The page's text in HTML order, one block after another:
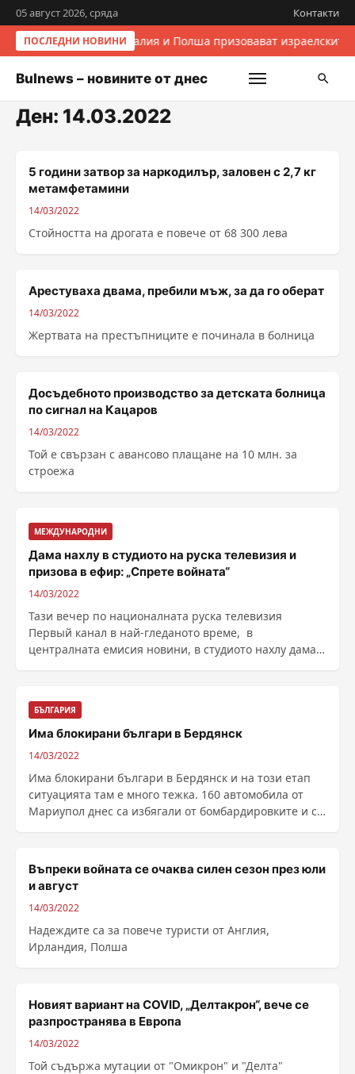
05 август 2026, сряда Контакти
ПОСЛЕДНИ НОВИНИИталия и Полша призовават
Bulnews – новините от днес
Ден: 14.03.2022
5 години затвор за наркодилър, заловен с 2,7 кг
метамфетамини
14/03/2022
Стойността на дрогата е повече от 68 300 лева
Арестуваха двама, пребили мъж, за да го оберат
14/03/2022
Жертвата на престъпниците е починала в болница
Досъдебното производство за детската болница
по сигнал на Кацаров
14/03/2022
Той е свързан с авансово плащане на 10 млн. за
строежа
МЕЖДУНАРОДНИ
Дама нахлу в студиото на руска телевизия и
призова в ефир: „Спрете войната“
14/03/2022
Тази вечер по националната руска телевизия
Первый канал в най-гледаното време, в
централната емисия новини, в студиото нахлу дама и
БЪЛГАРИЯ
Има блокирани българи в Бердянск
14/03/2022
Има блокирани българи в Бердянск и на този етап
ситуацията там е много тежка. 160 автомобила от
Мариупол днес са избягали от бомбардировките и са
Въпреки войната се очаква силен сезон през юли
и август
14/03/2022
Надеждите са за повече туристи от Англия,
Ирландия, Полша
Новият вариант на COVID, „Делтакрон“, вече се
разпространява в Европа
14/03/2022
Той съдържа мутации от "Омикрон" и "Делта"